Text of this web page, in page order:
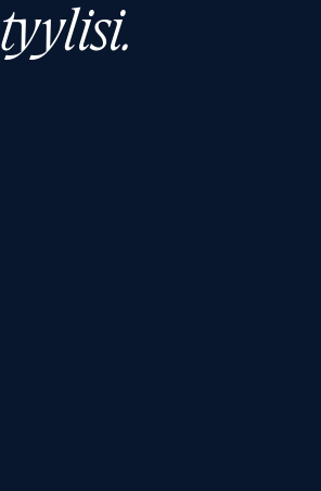
tyylisi.